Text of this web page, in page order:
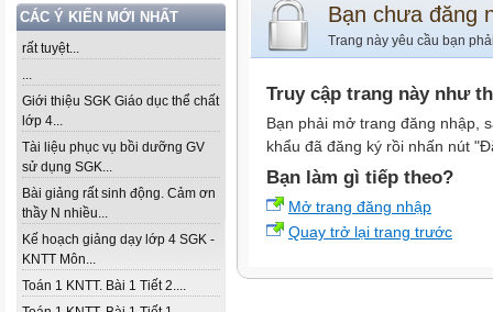
CÁC Ý KIẾN MỚI NHẤT
rất tuyệt...
...
Giới thiệu SGK Giáo dục thể chất
lớp 4...
Tài liệu phục vụ bồi dưỡng GV
sử dụng SGK...
Bài giảng rất sinh động. Cảm ơn
thầy N nhiều...
Kế hoạch giảng dạy lớp 4 SGK -
KNTT Môn...
Toán 1 KNTT. Bài 1 Tiết 2....
Bạn chưa đăng
Trang này yêu cầu bạn
Truy cập trang này như
Bạn phải mở trang đăng nhập,
khẩu đã đăng ký rồi nhấn nút
Bạn làm gì tiếp theo?
Mở trang đăng nhập
Quay trở lại trang trước